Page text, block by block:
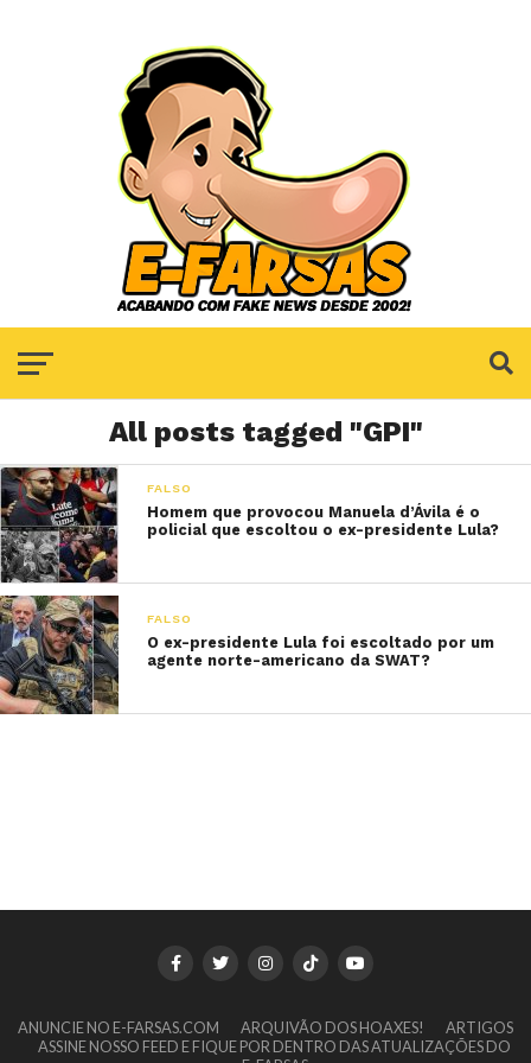
All posts tagged "GPI"
FALSO
Homem que provocou Manuela d’Ávila é o
policial que escoltou o ex-presidente Lula?
FALSO
O ex-presidente Lula foi escoltado por um
agente norte-americano da SWAT?
ANUNCIE NO E-FARSAS.COM ARQUIVÃO DOS HOAXES!
ARTIGOS
ASSINE NOSSO FEED E FIQUE POR DENTRO DAS ATUALIZAÇÕES DO